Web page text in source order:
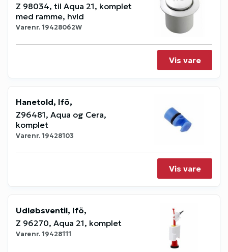
Z 98034, til Aqua 21, komplet
med ramme, hvid
Varenr.19428062W
Vis vare
Hanetold, Ifö,
Z96481, Aqua og Cera,
komplet
Varenr.19428103
Vis vare
Udløbsventil, Ifö,
Z 96270, Aqua 21, komplet
Varenr.19428111